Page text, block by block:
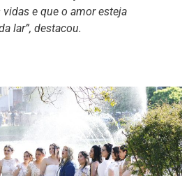
e que o amor esteja
lar”, destacou.